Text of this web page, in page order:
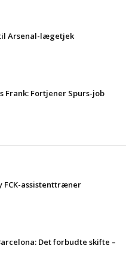
Arsenal-lægetjek
Frank: Fortjener Spurs-job
FCK-assistenttræner
Det forbudte skifte –